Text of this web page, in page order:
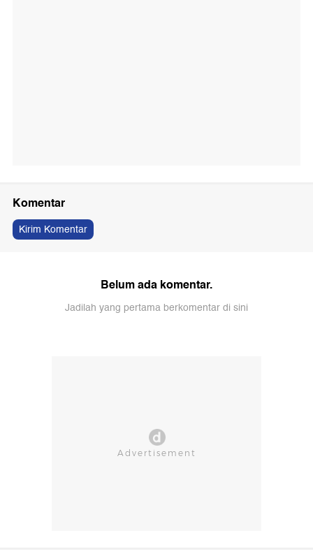
Komentar
Kirim Komentar
Belum ada komentar.
Jadilah yang pertama berkomentar di sini